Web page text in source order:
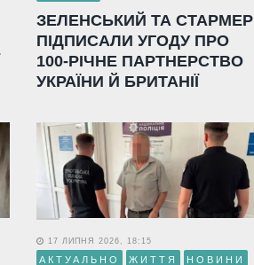
ЗЕЛЕНСЬКИЙ ТА СТАРМЕР
ПІДПИСАЛИ УГОДУ ПРО
100-РІЧНЕ ПАРТНЕРСТВО
УКРАЇНИ Й БРИТАНІЇ
17 ЛИПНЯ 2026, 18:15
АКТУАЛЬНО ЖИТТЯ НОВИНИ